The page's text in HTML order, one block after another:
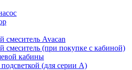
смеситель Avacan
смеситель (при покупке с кабиной)
кабины
(для серии A)